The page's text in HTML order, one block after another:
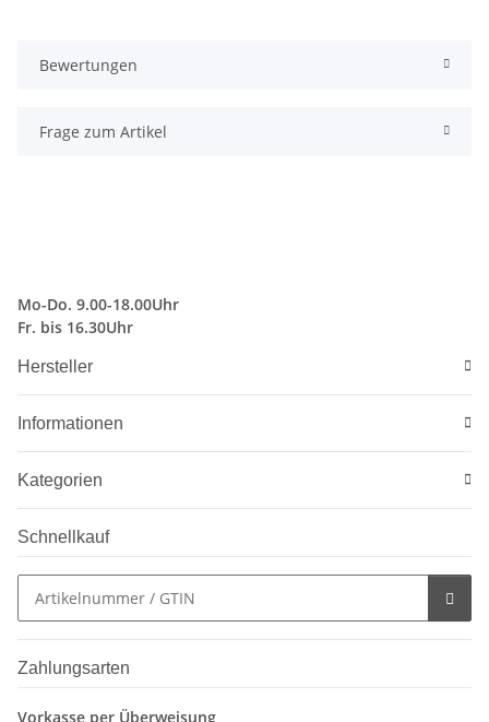
Bewertungen
Frage zum Artikel
Mo-Do. 9.00-18.00Uhr
Fr. bis 16.30Uhr
Hersteller
Informationen
Kategorien
Schnellkauf
Zahlungsarten
Vorkasse per Überweisung